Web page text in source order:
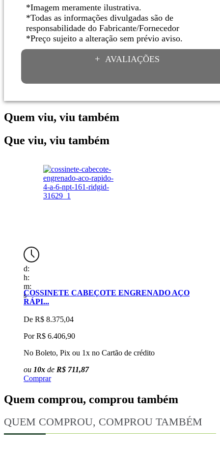
*Imagem meramente ilustrativa.
*Todas as informações divulgadas são de
responsabilidade do Fabricante/Fornecedor
*Preço sujeito a alteração sem prévio aviso.
AVALIAÇÕES
Quem viu, viu também
Que viu, viu também
d:
h:
m:
s
COSSINETE CABEÇOTE ENGRENADO AÇO
RÁPI...
De R$ 8.375,04
PorR$ 6.406,90
No Boleto, Pix ou 1x no Cartão de crédito
ou 10x de R$ 711,87
Comprar
Quem comprou, comprou também
QUEM COMPROU, COMPROU TAMBÉM